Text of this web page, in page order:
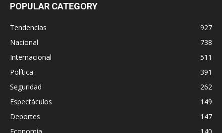
POPULAR CATEGORY
Tendencias
927
Nacional
738
Internacional
511
Política
391
Seguridad
262
Espectáculos
149
Deportes
147